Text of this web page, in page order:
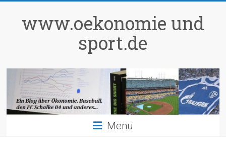
springenwww.oekonomie und
sport.de
Menü